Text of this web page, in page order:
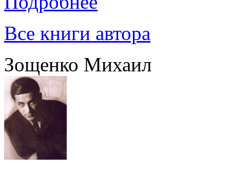
Все книги автора
Зощенко Михаил